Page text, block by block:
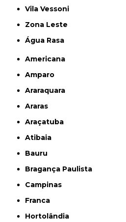
Vila Vessoni
Zona Leste
Água Rasa
Americana
Amparo
Araraquara
Araras
Araçatuba
Atibaia
Bauru
Bragança Paulista
Campinas
Franca
Hortolândia